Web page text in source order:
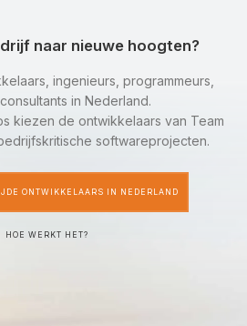
naar nieuwe hoogten?
ingenieurs, programmeurs,
in Nederland.
kiezen de ontwikkelaars van Team
softwareprojecten.
ONTWIKKELAARS IN NEDERLAND
HOE WERKT HET?